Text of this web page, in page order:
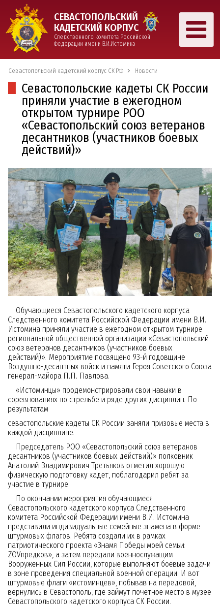
СЕВАСТОПОЛЬСКИЙ
КАДЕТСКИЙ КОРПУС
Следственного комитета Российской
Федерации имени В.И.Истомина
Севастопольский кадетский корпус СК РФ Новости
Севастопольские кадеты СК России
приняли участие в ежегодном
открытом турнире РОО
«Севастопольский союз ветеранов
десантников (участников боевых
действий)»
Обучающиеся Севастопольского кадетского корпуса
Следственного комитета Российской Федерации имени В.И.
Истомина приняли участие в ежегодном открытом турнире
региональной общественной организации «Севастопольский
союз ветеранов десантников (участников боевых
действий)». Мероприятие посвящено 93-й годовщине
Воздушно-десантных войск и памяти Героя Советского Союза
генерал-майора П.П. Павлова.
«Истоминцы» продемонстрировали свои навыки в
соревнованиях по стрельбе и ряде других дисциплин. По
результатам
севастопольские кадеты СК России заняли призовые места в
каждой дисциплине.
Председатель РОО «Севастопольский союз ветеранов
десантников (участников боевых действий)» полковник
Анатолий Владимирович Третьяков отметил хорошую
физическую подготовку кадет, поблагодарил ребят за
участие в турнире.
По окончании мероприятия обучающиеся
Севастопольского кадетского корпуса Следственного
комитета Российской Федерации имени В.И. Истомина
представили индивидуальные семейные знамена в форме
штурмовых флагов. Ребята создали их в рамках
патриотического проекта «Знамя Победы моей семьи:
ZOVпредков», а затем передали военнослужащим
Вооруженных Сил России, которые выполняют боевые задачи
в зоне проведения специальной военной операции. И вот
штурмовые флаги «истоминцев», побывав на передовой,
вернулись в Севастополь, где займут почетное место в музее
Севастопольского кадетского корпуса СК России.